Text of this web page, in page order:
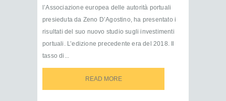
l’Associazione europea delle autorità portuali
presieduta da Zeno D’Agostino, ha presentato i
risultati del suo nuovo studio sugli investimenti
portuali. L’edizione precedente era del 2018. Il
tasso di...
READ MORE